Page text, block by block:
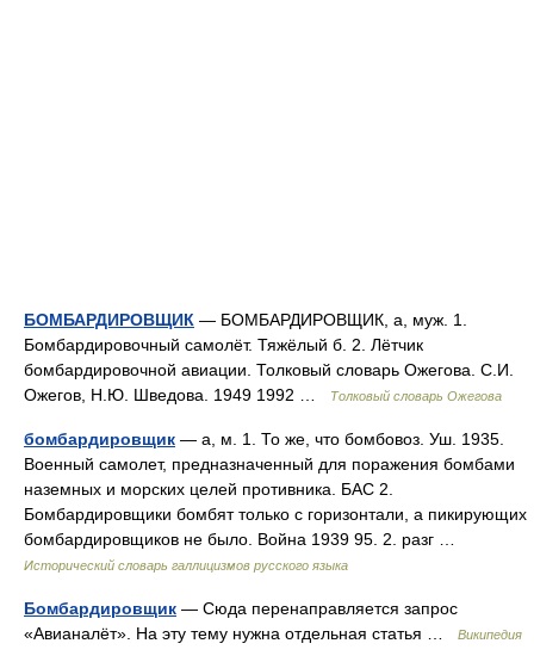
БОМБАРДИРОВЩИК — БОМБАРДИРОВЩИК, а, муж. 1.
Бомбардировочный самолёт. Тяжёлый б. 2. Лётчик
бомбардировочной авиации. Толковый словарь Ожегова. С.И.
Ожегов, Н.Ю. Шведова. 1949 1992 …
Толковый словарь Ожегова
бомбардировщик — а, м. 1. То же, что бомбовоз. Уш. 1935.
Военный самолет, предназначенный для поражения бомбами
наземных и морских целей противника. БАС 2.
Бомбардировщики бомбят только с горизонтали, а пикирующих
бомбардировщиков не было. Война 1939 95. 2. разг …
Исторический словарь галлицизмов русского языка
Бомбардировщик — Сюда перенаправляется запрос
«Авианалёт». На эту тему нужна отдельная статья …
Википедия